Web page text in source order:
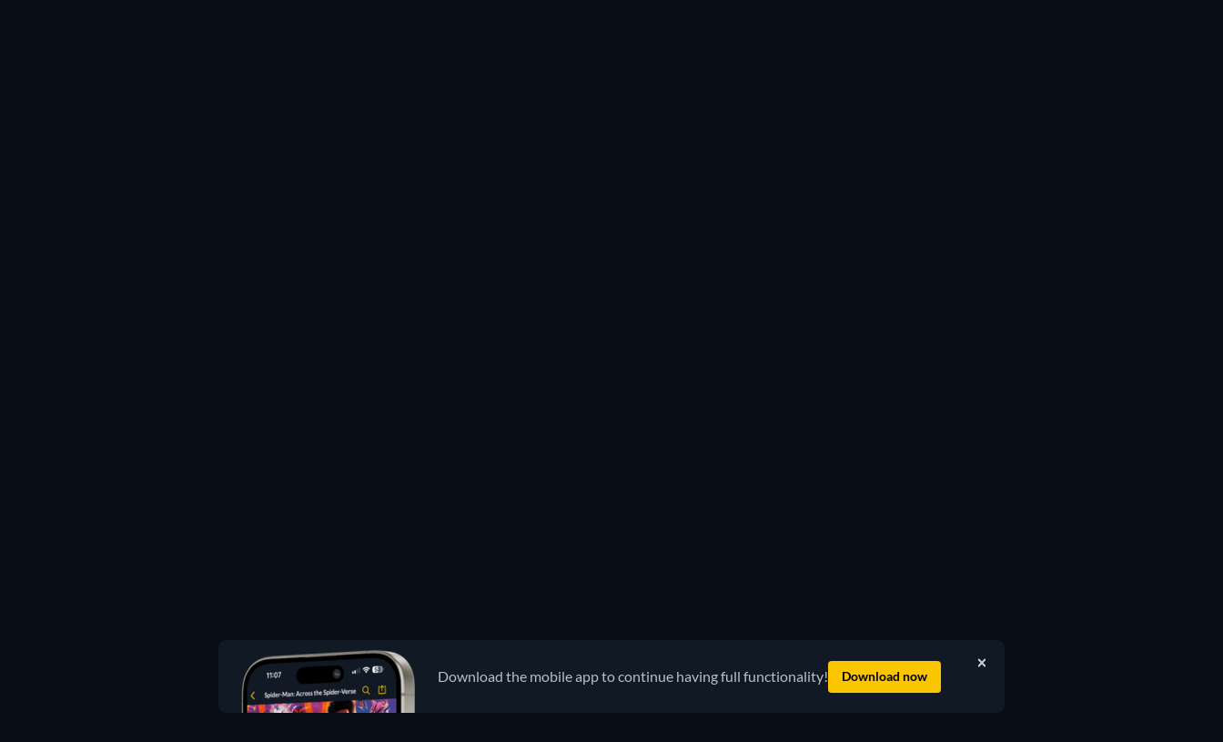
Download the mobile app to continue having full functionality! Download now